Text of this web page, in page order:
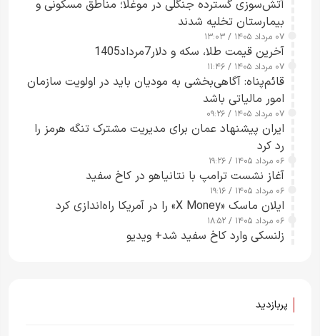
آتش‌سوزی گسترده جنگلی در موغلا؛ مناطق مسکونی و
بیمارستان تخلیه شدند
۰۷ مرداد ۱۴۰۵ / ۱۳:۰۳
آخرین قیمت طلا، سکه و دلار7مرداد1405
۰۷ مرداد ۱۴۰۵ / ۱۱:۴۶
قائم‌پناه: آگاهی‌بخشی به مودیان باید در اولویت سازمان
امور مالیاتی باشد
۰۷ مرداد ۱۴۰۵ / ۰۹:۲۶
ایران پیشنهاد عمان برای مدیریت مشترک تنگه هرمز را
رد کرد
۰۶ مرداد ۱۴۰۵ / ۱۹:۲۶
آغاز نشست ترامپ با نتانیاهو در کاخ سفید
۰۶ مرداد ۱۴۰۵ / ۱۹:۱۶
ایلان ماسک «X Money» را در آمریکا راه‌اندازی کرد
۰۶ مرداد ۱۴۰۵ / ۱۸:۵۲
زلنسکی وارد کاخ سفید شد+ ویدیو
پربازدید